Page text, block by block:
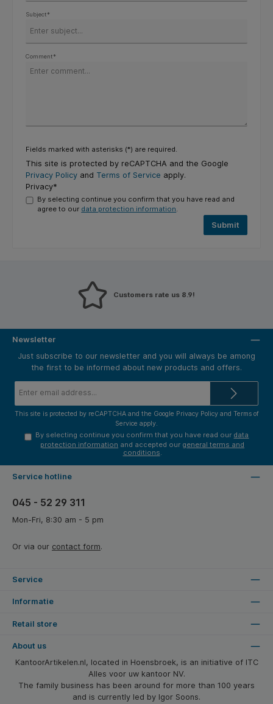
Subject*
Comment*
Fields marked with asterisks (*) are required.
This site is protected by reCAPTCHA and the Google
Privacy Policy and Terms of Service apply.
Privacy*
By selecting continue you confirm that you have read and
agree to our data protection information.
Submit
Customers rate us 8.9!
Newsletter
Just subscribe to our newsletter and you will always be among
the first to be informed about new products and offers.
This site is protected by reCAPTCHA and the Google Privacy Policyand Terms of
Service apply.
By selecting continue you confirm that you have read our data
protection information and accepted our general terms and
conditions
Service hotline
045 - 52 29 311
Mon-Fri, 8:30 am - 5 pm
Or via our contact form.
Service
Informatie
Retail store
About us
KantoorArtikelen.nl, located in Hoensbroek, is an initiative of ITC
Alles voor uw kantoor NV.
The family business has been around for more than 100 years
and is currently led by Igor Soons.